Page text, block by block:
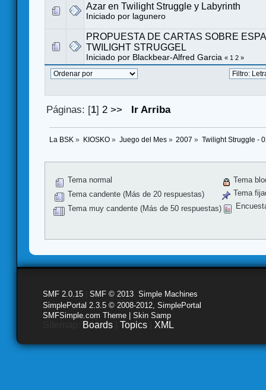
Azar en Twilight Struggle y Labyrinth
Iniciado por lagunero
PROPUESTA DE CARTAS SOBRE
TWILIGHT STRUGGEL
Iniciado por Blackbear-Alfred Garcia « 1 2 »
Páginas: [1] 2 >> Ir Arriba
La BSK » KIOSKO» Juego del Mes» 2007 » Twilight Struggle -
Tema normal
Tema candente (Más de 20 respuestas)
Tema muy candente (Más de 50 respuestas)
Tema
Tema
SMF 2.0.15 SMF © 2013 Simple Machines
SimplePortal 2.3.5 © 2008-2012, SimplePortal
SMFSimple.com Theme | Skin Samp
Boards Topics XML